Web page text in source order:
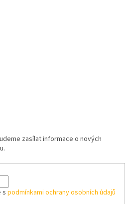
zasílat informace o nových
s podmínkami ochrany osobních údajů